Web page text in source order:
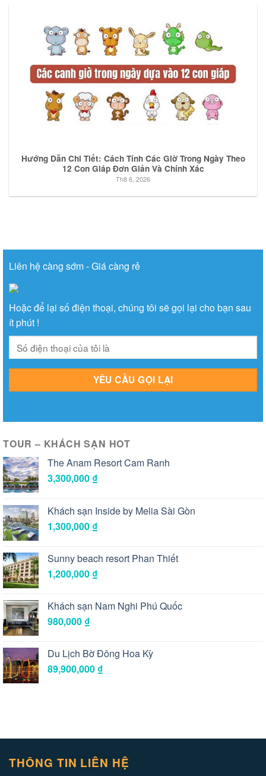
Hướng Dẫn Chi Tiết: Cách Tính Các Giờ Trong Ngày Theo
12 Con Giáp Đơn Giản Và Chính Xác
Th8 6, 2026
Liên hệ càng sớm - Giá càng rẻ
Hoặc để lại số điện thoại, chúng tôi sẽ gọi lại cho bạn sau
ít phút !
TOUR – KHÁCH SẠN HOT
The Anam Resort Cam Ranh
3,300,000 ₫
Khách sạn Inside by Melia Sài Gòn
1,300,000 ₫
Sunny beach resort Phan Thiết
1,200,000 ₫
Khách sạn Nam Nghi Phú Quốc
980,000 ₫
Du Lịch Bờ Đông Hoa Kỳ
89,900,000 ₫
THÔNG TIN LIÊN HỆ